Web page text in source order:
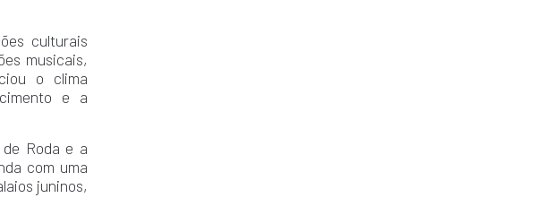
culturais
musicais,
o clima
e a
Roda e a
com uma
juninos,